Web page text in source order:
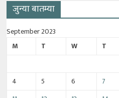
जुन्या बातम्या
September 2023
M
T W T
4
5 6 7